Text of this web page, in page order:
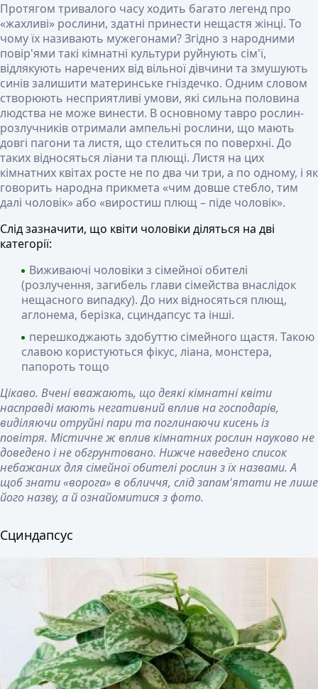
Протягом тривалого часу ходить багато легенд про
«жахливі» рослини, здатні принести нещастя жінці. То
чому їх називають мужегонами? Згідно з народними
повір'ями такі кімнатні культури руйнують сім'ї,
відлякують наречених від вільної дівчини та змушують
синів залишити материнське гніздечко. Одним словом
створюють несприятливі умови, які сильна половина
людства не може винести. В основному тавро рослин-
розлучників отримали ампельні рослини, що мають
довгі пагони та листя, що стелиться по поверхні. До
таких відносяться ліани та плющі. Листя на цих
кімнатних квітах росте не по два чи три, а по одному, і як
говорить народна прикмета «чим довше стебло, тим
далі чоловік» або «виростиш плющ – піде чоловік».
Слід зазначити, що квіти чоловіки діляться на дві
категорії:
Виживаючі чоловіки з сімейної обителі
(розлучення, загибель глави сімейства внаслідок
нещасного випадку). До них відносяться плющ,
аглонема, берізка, сциндапсус та інші.
перешкоджають здобуттю сімейного щастя. Такою
славою користуються фікус, ліана, монстера,
папороть тощо
Цікаво. Вчені вважають, що деякі кімнатні квіти
насправді мають негативний вплив на господарів,
виділяючи отруйні пари та поглинаючи кисень із
повітря. Містичне ж вплив кімнатних рослин науково не
доведено і не обгрунтовано. Нижче наведено список
небажаних для сімейної обителі рослин з їх назвами. А
щоб знати «ворога» в обличчя, слід запам'ятати не лише
його назву, а й ознайомитися з фото.
Сциндапсус